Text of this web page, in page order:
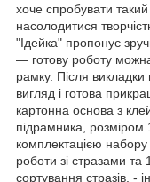
хоче спробувати
насолодитися
"Ідейка" пропонує
— готову роботу
рамку. Після викладки
вигляд і готова
картонна основа з
підрамника, розміром
комплектацією набору
роботи зі стразами
сортування стразів, -